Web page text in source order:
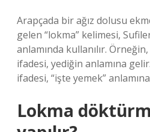
Arapçada bir ağız dolusu
gelen “lokma” kelimesi,
anlamında kullanılır.
ifadesi, yediğin anlamına
ifadesi, “işte yemek”
Lokma